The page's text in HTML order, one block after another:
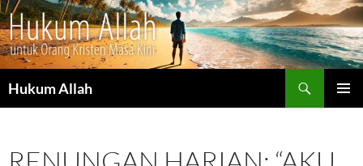
Hukum Allah